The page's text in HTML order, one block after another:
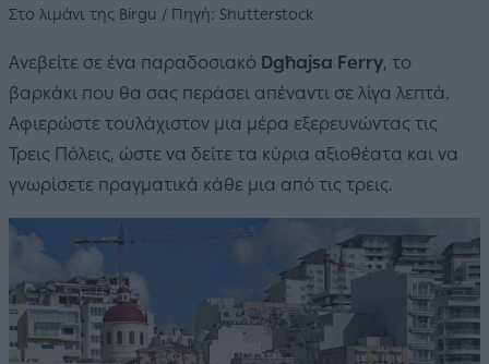
Στο λιμάνι της Birgu / Πηγή: Shutterstock
Ανεβείτε σε ένα παραδοσιακό Dgħajsa Ferry, το
βαρκάκι που θα σας περάσει απέναντι σε λίγα λεπτά.
Αφιερώστε τουλάχιστον μια μέρα εξερευνώντας τις
Τρεις Πόλεις, ώστε να δείτε τα κύρια αξιοθέατα και να
γνωρίσετε πραγματικά κάθε μια από τις τρεις.